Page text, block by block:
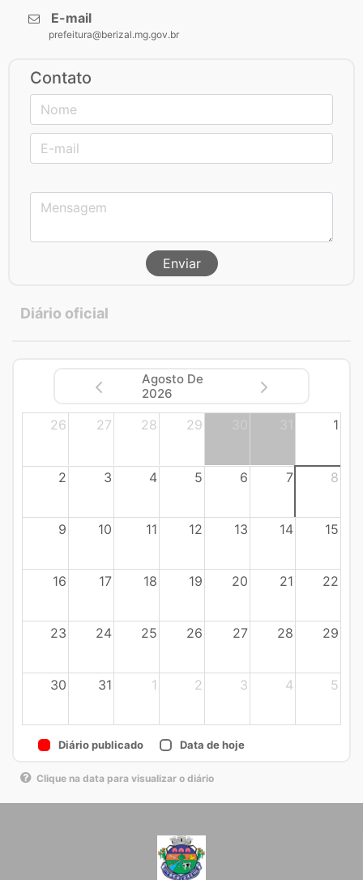
E-mail
prefeitura@berizal.mg.gov.br
Contato
Enviar
Diário oficial
Agosto De
2026
26 27 28 29 1
2 3 4 5 6 7 8
9 10 11 12 13 14 15
16 17 18 19 20 21 22
23 24 25 26 27 28 29
30 31 1 2 3 4 5
Diário publicado Data de hoje
Clique na data para visualizar o diário